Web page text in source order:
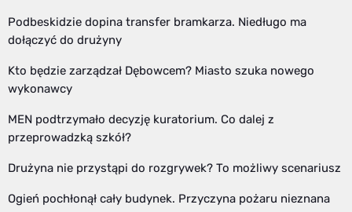
Podbeskidzie dopina transfer bramkarza. Niedługo ma
dołączyć do drużyny
Kto będzie zarządzał Dębowcem? Miasto szuka nowego
wykonawcy
MEN podtrzymało decyzję kuratorium. Co dalej z
przeprowadzką szkół?
Drużyna nie przystąpi do rozgrywek? To możliwy scenariusz
Ogień pochłonął cały budynek. Przyczyna pożaru nieznana